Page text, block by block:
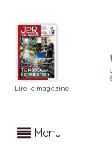
Lire le magazine
Menu